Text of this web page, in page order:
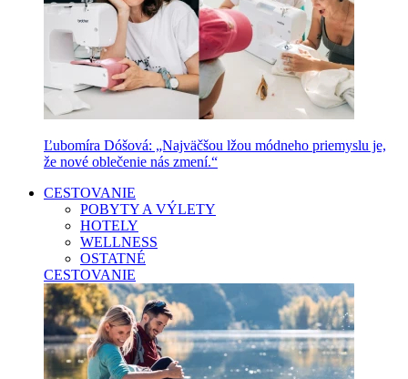
Ľubomíra Dóšová: „Najväčšou lžou módneho priemyslu je,
že nové oblečenie nás zmení.“
CESTOVANIE
POBYTY A VÝLETY
HOTELY
WELLNESS
OSTATNÉ
CESTOVANIE